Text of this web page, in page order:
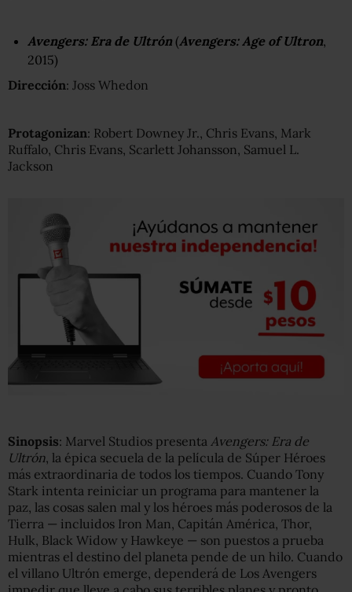
Avengers: Era de Ultrón (Avengers: Age of Ultron,
2015)
Dirección: Joss Whedon
Protagonizan: Robert Downey Jr., Chris Evans, Mark
Ruffalo, Chris Evans, Scarlett Johansson, Samuel L.
Jackson
Sinopsis: Marvel Studios presenta Avengers: Era de
Ultrón , la épica secuela de la película de Súper Héroes
más extraordinaria de todos los tiempos. Cuando Tony
Stark intenta reiniciar un programa para mantener la
paz, las cosas salen mal y los héroes más poderosos de la
Tierra — incluidos Iron Man, Capitán América, Thor,
Hulk, Black Widow y Hawkeye — son puestos a prueba
mientras el destino del planeta pende de un hilo. Cuando
el villano Ultrón emerge, dependerá de Los Avengers